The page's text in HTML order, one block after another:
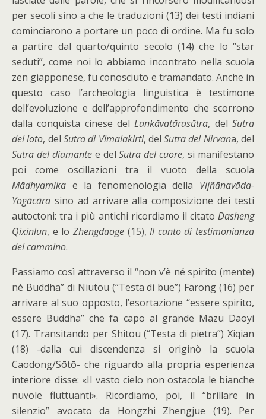
per secoli sino a che le traduzioni (13) dei testi indiani
cominciarono a portare un poco di ordine. Ma fu solo
a partire dal quarto/quinto secolo (14) che lo “star
seduti”, come noi lo abbiamo incontrato nella scuola
zen giapponese, fu conosciuto e tramandato. Anche in
questo caso l’archeologia linguistica è testimone
dell’evoluzione e dell’approfondimento che scorrono
dalla conquista cinese delLankāvatārasūtra, delSutra
del loto, del Sutra di Vimalakirti, delSutra del Nirvana, del
Sutra del diamantee delSutra del cuore, si manifestano
poi come oscillazioni tra il vuoto della scuola
Mādhyamika e la fenomenologia della Vijñānavāda-
Yogācāra sino ad arrivare alla composizione dei testi
autoctoni: tra i più antichi ricordiamo il citato Dasheng
Qixinlun, e lo Zhengdaoge(15),Il canto di testimonianza
del cammino.
Passiamo così attraverso il “non v’è né spirito (mente)
né Buddha” di Niutou (“Testa di bue”) Farong (16) per
arrivare al suo opposto, l’esortazione “essere spirito,
essere Buddha” che fa capo al grande Mazu Daoyi
(17). Transitando per Shitou (“Testa di pietra”) Xiqian
(18) -dalla cui discendenza si originò la scuola
Caodong/Sōtō- che riguardo alla propria esperienza
interiore disse: «Il vasto cielo non ostacola le bianche
nuvole fluttuanti». Ricordiamo, poi, il “brillare in
silenzio” avocato da Hongzhi Zhengjue (19). Per